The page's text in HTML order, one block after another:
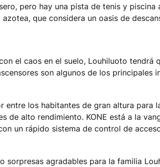
pero hay una pista de tenis y
que considera un oasis de
el caos en el suelo, Louhiluoto
son algunos de los principales
entre los habitantes de gran altura
de alto rendimiento. KONE está a la
un rápido sistema de control de
sorpresas agradables para la familia